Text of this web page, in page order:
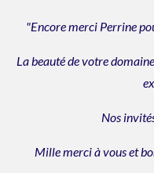
"Encore merci Perrine
La beauté de votre
Nos
Mille merci à vous et